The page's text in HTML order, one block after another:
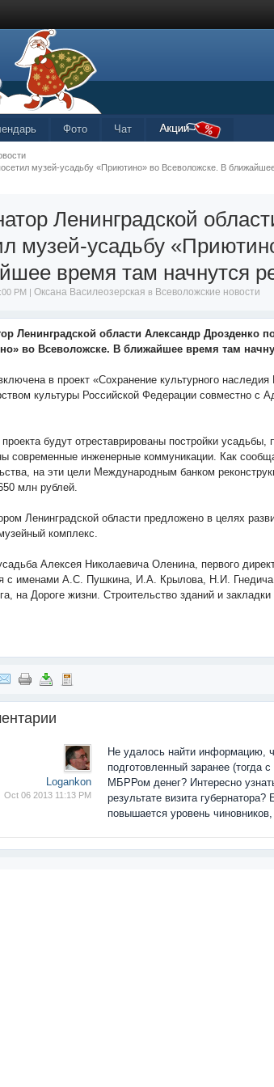
Фото Чат
музей-усадьбу «Приютино» во Всеволожске. В
Ленинградской
музей-усадьбу
время там начнутся
PM |Оксана Василеозерская в Всеволожские новости
Ленинградской области Александр Дрозденко
во Всеволожске. В ближайшее время там
в проект «Сохранение культурного
культуры Российской Федерации совместно с
будут отреставрированы постройки усадьбы,
современные инженерные коммуникации. Как
на эти цели Международным банком
млн рублей.
Ленинградской области предложено в целях
комплекс.
Алексея Николаевича Оленина, первого
с именами А.С. Пушкина, И.А. Крылова, Н.И.
на Дороге жизни. Строительство зданий и
Logankon
Oct 06 2013 11:13 PM
Не удалось найти информацию,
подготовленный заранее (тогда
МБРРом денег? Интересно
результате визита
повышается уровень